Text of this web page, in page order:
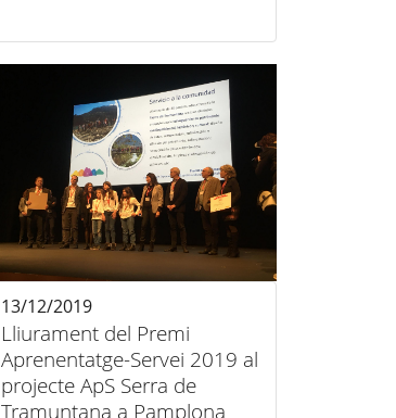
Lliurament del Premi
Aprenentatge-Servei 2019 al
projecte ApS Serra de
Tramuntana a Pamplona
13/12/2019